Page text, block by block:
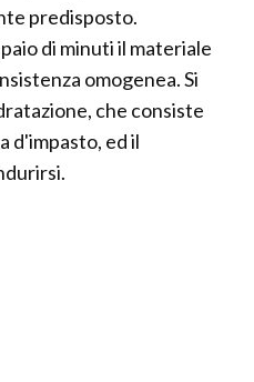
predisposto.
di minuti il materiale
omogenea. Si
che consiste
d'impasto, ed il